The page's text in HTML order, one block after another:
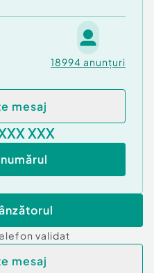
18994 anunțuri
mesaj
XXX
validat
mesaj